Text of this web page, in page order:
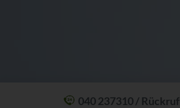
040 237310 / Rückruf